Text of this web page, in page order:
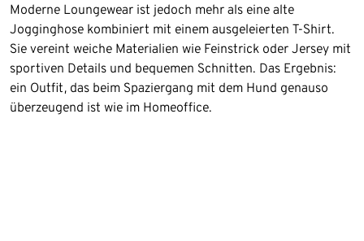
Moderne Loungewear ist jedoch mehr als eine alte
Jogginghose kombiniert mit einem ausgeleierten T-Shirt.
Sie vereint weiche Materialien wie Feinstrick oder Jersey mit
sportiven Details und bequemen Schnitten. Das Ergebnis:
ein Outfit, das beim Spaziergang mit dem Hund genauso
überzeugend ist wie im Homeoffice.